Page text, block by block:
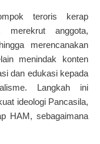
teroris kerap
merekrut anggota,
merencanakan
menindak konten
dan edukasi kepada
Langkah ini
ideologi Pancasila,
HAM, sebagaimana